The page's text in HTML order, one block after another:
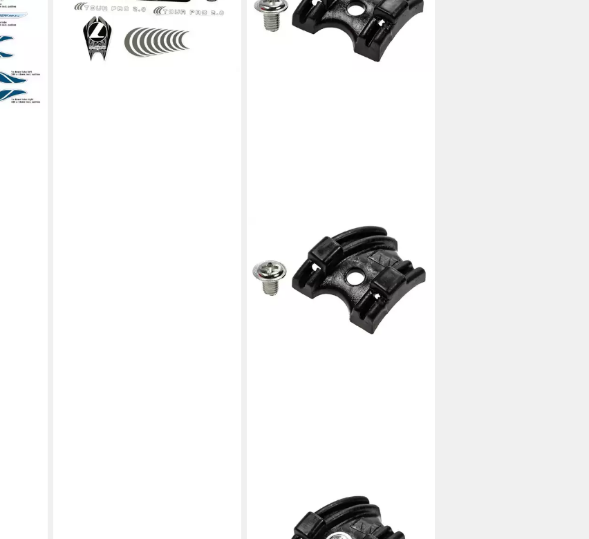
Sticker Lotus Tour
7,99 €
lieferbar - in 5-6 Werktagen bei dir
Fahrradrahmen Fahrrad Schalt Kabel
Zugführung 2 fach Rahmen